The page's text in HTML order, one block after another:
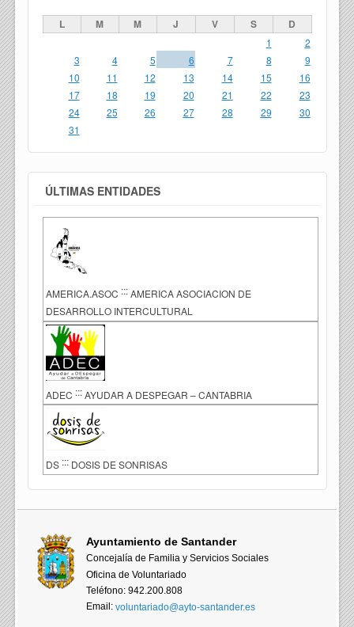
L M M J V S D
1
2
3
4 5 6 7 8
9
10
11 12 13 14 15
16
17
18 19 20 21 22
23
24
25 26 27 28 29
30
31
ÚLTIMAS ENTIDADES
AMERICA.ASOC ::: AMERICA ASOCIACION DE
DESARROLLO INTERCULTURAL
ADEC ::: AYUDAR A DESPEGAR – CANTABRIA
DS ::: DOSIS DE SONRISAS
Ayuntamiento de Santander
Concejalía de Familia y Servicios Sociales
Oficina de Voluntariado
Teléfono: 942.200.808
Email:voluntariado@ayto-santander.es